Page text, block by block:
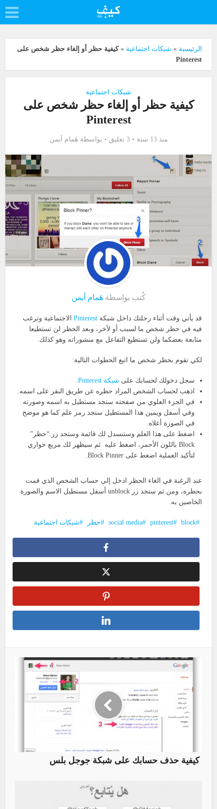
الرئيسية » شبكات اجتماعية »كيفية حظر أو إلغاء حظر شخص على
Pinterest
شبكات اجتماعية
كيفية حظر أو إلغاء حظر شخص على
Pinterest
منذ 13 سنة 3 تعليق بواسطةهَمام أيمن
كُتب بواسطةهَمام أيمن
قد يأتي وقت أثناء رحلتك داخل شبكةPinterest الاجتماعية وترغب
فيه في حظر شخص ما لسبب أو لأخر، وبعد الحظر لن تستطيعا
متابعة بعضكما ولن تستطيع التفاعل مع منشوراته وهو كذلك.
لكي تقوم بحظر شخص ما اتبع الخطوات التالية:
سجل دخولك لحسابك على شبكة Pinterest
.
اذهب لحساب الشخص المراد حظره عن طريق النقر على اسمه.
في الجزء العلوي من صفحته ستجد مستطيل به اسمه وصورته
وفي أسفل ويمين هذا المستطيل ستجد رمز علم كما هو موضح
في الصورة أعلاه.
اضغط على هذا العلم وستنسدل لك قائمة وستجد زر “حظر”
Block باللون الأحمر، اضغط عليه ثم سيظهر لك مربع حواري
لتأكيد العملية اضغط على Block Pinner.
عند الرغبة في الغاء الحظر ادخل إلى حساب الشخص الذي قمت
بحظره، ومن ثم ستجد زر unblock أسفل مستطيل الاسم والصورة
الخاصين به.
block
pinterest
social media حظر شبكات اجتماعية
كيفية حذف حسابك على شبكة جوجل بلس